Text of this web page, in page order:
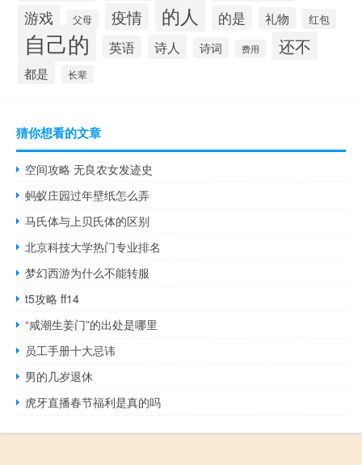
游戏 父母 疫情 的人 的是 礼物 红包
自己的 英语 诗人 诗词 费用 还不
都是 长辈
猜你想看的文章
空间攻略 无良农女发迹史
蚂蚁庄园过年壁纸怎么弄
马氏体与上贝氏体的区别
北京科技大学热门专业排名
梦幻西游为什么不能转服
t5攻略 ff14
“咸潮生姜门”的出处是哪里
员工手册十大忌讳
男的几岁退休
虎牙直播春节福利是真的吗